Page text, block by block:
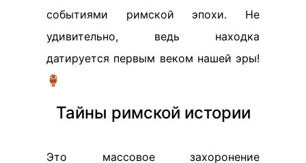
событиями римской эпохи. Не
удивительно, ведь находка
датируется первым веком нашей эры!
🏺
Тайны римской истории
Это массовое захоронение